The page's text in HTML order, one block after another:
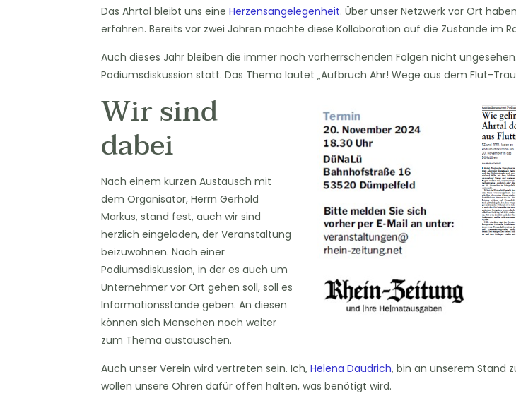
Das Ahrtal bleibt uns eine Herzensangelegenheit. Über unser Netzwerk vor Ort
erfahren. Bereits vor zwei Jahren machte diese Kollaboration auf die Zustände im
Auch dieses Jahr bleiben die immer noch vorherrschenden Folgen nicht
Podiumsdiskussion statt. Das Thema lautet „Aufbruch Ahr! Wege aus dem Flut-
Wir sind
dabei
Nach einem kurzen Austausch mit
dem Organisator, Herrn Gerhold
Markus, stand fest, auch wir sind
herzlich eingeladen, der Veranstaltung
beizuwohnen. Nach einer
Podiumsdiskussion, in der es auch um
Unternehmer vor Ort gehen soll, soll es
Informationsstände geben. An diesen
können sich Menschen noch weiter
zum Thema austauschen.
Auch unser Verein wird vertreten sein. Ich, Helena Daudrich, bin an unserem Stand
wollen unsere Ohren dafür offen halten, was benötigt wird.